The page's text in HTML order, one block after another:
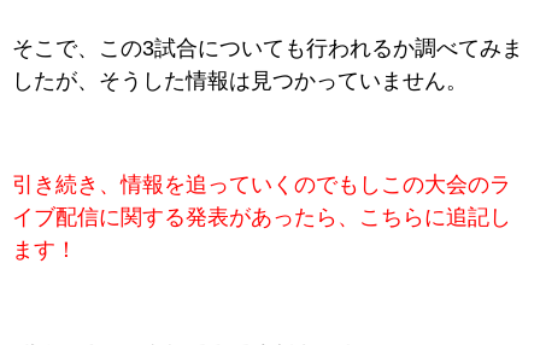
そこで、この3試合についても行われるか調べてみ ま
したが、そうした情報は見つかっていません。
引き続き、情報を追っていくのでもしこの大会のラ
イブ配信に関する発表があったら、こちらに追記し
ます！